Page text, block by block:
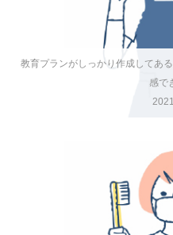
教育プランがしっかり作成してあ
感で